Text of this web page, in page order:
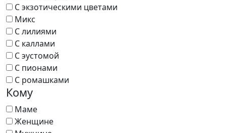
С экзотическими цветами
Микс
С лилиями
С каллами
С эустомой
С пионами
С ромашками
Кому
Маме
Женщине